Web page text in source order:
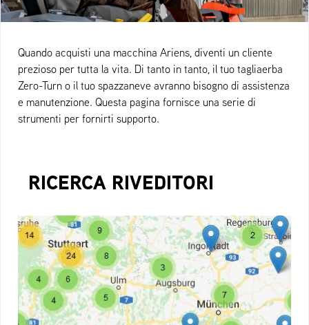
Quando acquisti una macchina Ariens, diventi un cliente
prezioso per tutta la vita. Di tanto in tanto, il tuo tagliaerba
Zero-Turn o il tuo spazzaneve avranno bisogno di assistenza
e manutenzione. Questa pagina fornisce una serie di
strumenti per fornirti supporto.
RICERCA RIVEDITORI